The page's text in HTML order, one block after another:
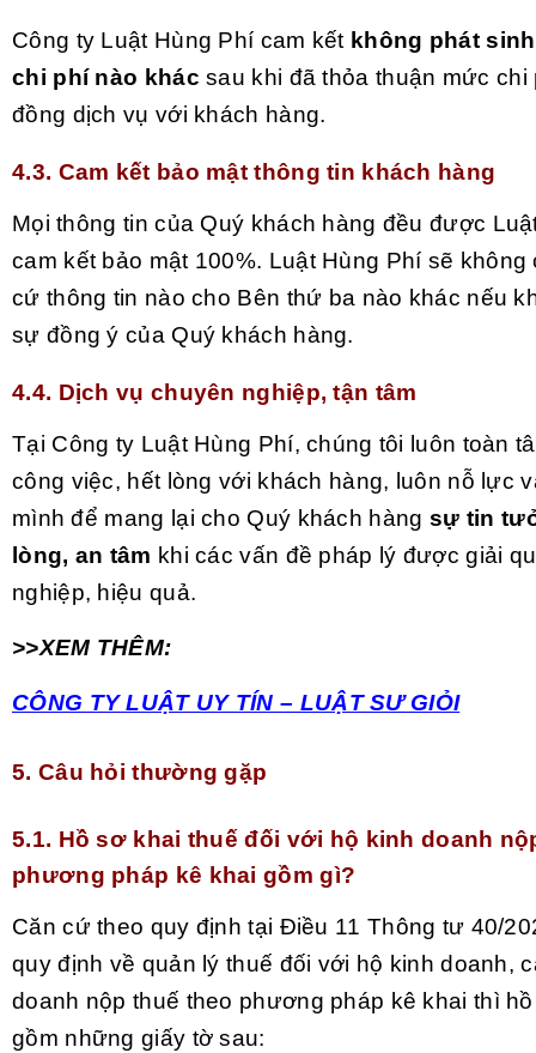
Công ty Luật Hùng Phí cam kết không phát
chi phí nào khácsau khi đã thỏa thuận mức chi
đồng dịch vụ với khách hàng.
4.3. Cam kết bảo mật thông tin khách hàng
Mọi thông tin của Quý khách hàng đều được
cam kết bảo mật 100%. Luật Hùng Phí sẽ không
cứ thông tin nào cho Bên thứ ba nào khác nếu
sự đồng ý của Quý khách hàng.
4.4. Dịch vụ chuyên nghiệp, tận tâm
Tại Công ty Luật Hùng Phí, chúng tôi luôn toàn
công việc, hết lòng với khách hàng, luôn nỗ lực
mình để mang lại cho Quý khách hàng sự tin
lòng, an tâm khi các vấn đề pháp lý được giải
nghiệp, hiệu quả.
>>XEM THÊM:
CÔNG TY LUẬT UY TÍN – LUẬT SƯ GIỎI
5. Câu hỏi thường gặp
5.1. Hồ sơ khai thuế đối với hộ kinh doanh
phương pháp kê khai gồm gì?
Căn cứ theo quy định tại Điều 11 Thông tư 40/
quy định về quản lý thuế đối với hộ kinh doanh,
doanh nộp thuế theo phương pháp kê khai thì
gồm những giấy tờ sau: